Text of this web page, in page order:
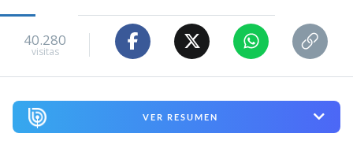
40.280
visitas
VER RESUMEN